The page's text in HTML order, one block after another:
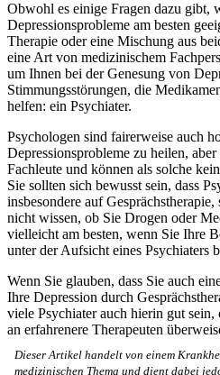
Obwohl es einige Fragen dazu gibt,
Depressionsprobleme am besten
Therapie oder eine Mischung aus
eine Art von medizinischem
um Ihnen bei der Genesung von
Stimmungsstörungen, die
helfen: ein Psychiater.
Psychologen sind fairerweise auch
Depressionsprobleme zu heilen,
Fachleute und können als solche
Sie sollten sich bewusst sein, dass
insbesondere auf
nicht wissen, ob Sie Drogen oder
vielleicht am besten, wenn Sie Ihre
unter der Aufsicht eines Psychiaters
Wenn Sie glauben, dass Sie auch
Ihre Depression durch
viele Psychiater auch hierin gut
an erfahrenere Therapeuten
Dieser Artikel handelt von einem
medizinischen Thema und dient dabei